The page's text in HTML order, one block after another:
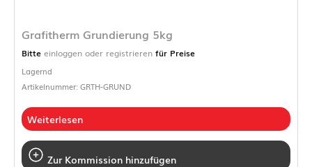
Grafitherm Grundierung 5kg
Bitte einloggen oder registrieren für Preise
Lagernd
Artikelnummer: GRTH-GRUND
Weiterlesen
Zur Kommission hinzufügen